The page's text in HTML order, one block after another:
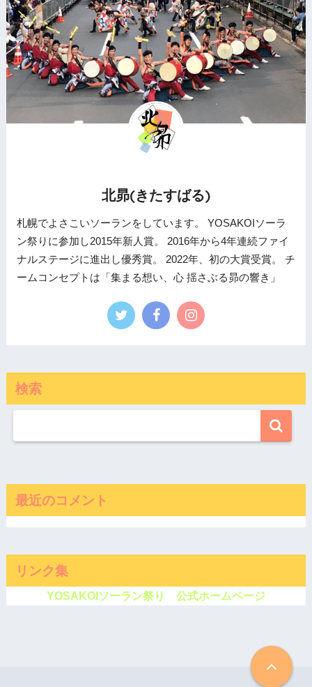
北昴(きたすばる)
札幌でよさこいソーランをしています。 YOSAKOIソーラ
ン祭りに参加し2015年新人賞。 2016年から4年連続ファイ
ナルステージに進出し優秀賞。 2022年、初の大賞受賞。 チ
ームコンセプトは「集まる想い、心 揺さぶる昴の響き」
検索
最近のコメント
リンク集
YOSAKOIソーラン祭り 公式ホームページ